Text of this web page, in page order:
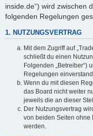
inside.de“) wird zwischen
folgenden Regelungen
1. NUTZUNGSVERTRAG
Mit dem Zugriff auf
schließt du einen
Folgenden „Betreiber“)
Regelungen
Wenn du mit diesen
das Board nicht weiter
jeweils die an dieser
Der Nutzungsvertrag
von beiden Seiten ohne
werden.